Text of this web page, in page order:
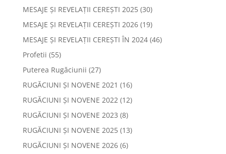
MESAJE ȘI REVELAȚII CEREȘTI 2025(30)
MESAJE ȘI REVELAȚII CEREȘTI 2026(19)
MESAJE ȘI REVELAȚII CEREȘTI ÎN 2024(46)
Profetii (55)
Puterea Rugăciunii (27)
RUGĂCIUNI ȘI NOVENE 2021 (16)
RUGĂCIUNI ȘI NOVENE 2022(12)
RUGĂCIUNI ȘI NOVENE 2023 (8)
RUGĂCIUNI ȘI NOVENE 2025(13)
RUGĂCIUNI ȘI NOVENE 2026(6)